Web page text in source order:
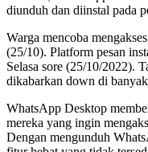
diunduh dan diinstal pada
Warga mencoba
(25/10). Platform pesan
Selasa sore (25/10/2022).
dikabarkan down di
WhatsApp Desktop
mereka yang ingin
Dengan mengunduh